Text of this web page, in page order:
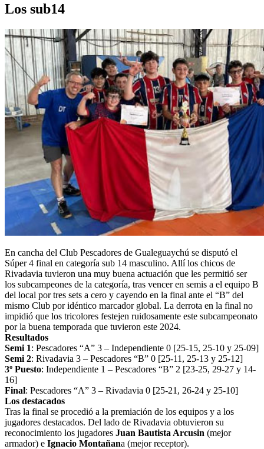
Los sub14
En cancha del Club Pescadores de Gualeguaychú se disputó el
Súper 4 final en categoría sub 14 masculino. Allí los chicos de
Rivadavia tuvieron una muy buena actuación que les permitió ser
los subcampeones de la categoría, tras vencer en semis a el equipo B
del local por tres sets a cero y cayendo en la final ante el “B” del
mismo Club por idéntico marcador global. La derrota en la final no
impidió que los tricolores festejen ruidosamente este subcampeonato
por la buena temporada que tuvieron este 2024.
Resultados
Semi 1: Pescadores “A” 3 – Independiente 0 [25-15, 25-10 y 25-09]
Semi 2: Rivadavia 3 – Pescadores “B” 0 [25-11, 25-13 y 25-12]
3º Puesto: Independiente 1 – Pescadores “B” 2 [23-25, 29-27 y 14-
16]
Final: Pescadores “A” 3 – Rivadavia 0 [25-21, 26-24 y 25-10]
Los destacados
Tras la final se procedió a la premiación de los equipos y a los
jugadores destacados. Del lado de Rivadavia obtuvieron su
reconocimiento los jugadores Juan Bautista Arcusin (mejor
armador) e Ignacio Montañana (mejor receptor).